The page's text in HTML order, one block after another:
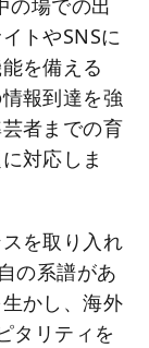
の場での出
トやSNSに
を備える
報到達を強
者までの育
対応しま
を取り入れ
の系譜があ
かし、海外
タリティを